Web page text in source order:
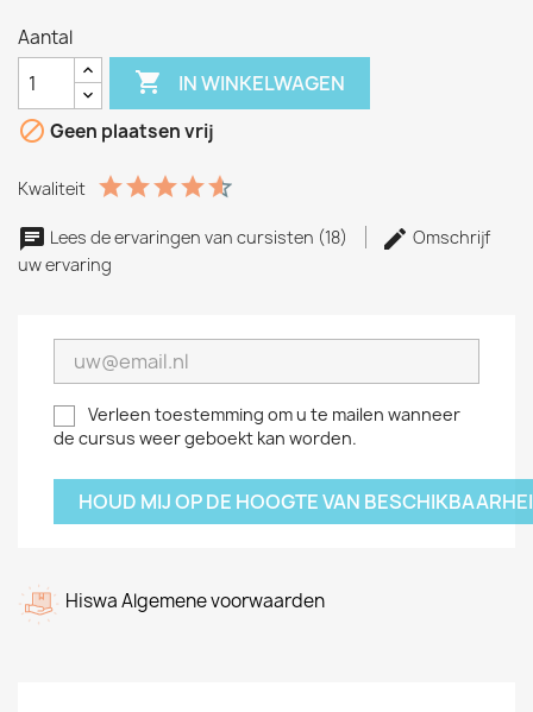
Aantal
 IN WINKELWAGEN
 Geen plaatsen vrij
Kwaliteit
Lees de ervaringen van cursisten (18)
Omschrijf
uw ervaring
Verleen toestemming om u te mailen wanneer
de cursus weer geboekt kan worden.
HOUD MIJ OP DE HOOGTE VAN
Hiswa Algemene voorwaarden